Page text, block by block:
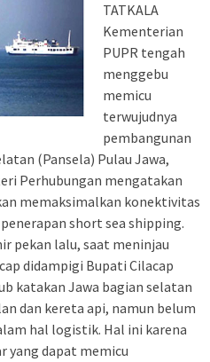
TATKALA
Kementerian
PUPR tengah
menggebu
memicu
terwujudnya
pembangunan
(Pansela) Pulau Jawa,
Perhubungan mengatakan
memaksimalkan konektivitas
short sea shipping.
pekan lalu, saat meninjau
didampigi Bupati Cilacap
katakan Jawa bagian selatan
dan kereta api, namun belum
hal logistik. Hal ini karena
yang dapat memicu